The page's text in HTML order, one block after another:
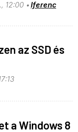
12:00 lferenc
az SSD és
a Windows 8